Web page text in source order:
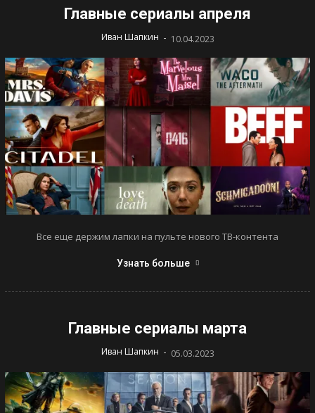
Главные сериалы апреля
Иван Шапкин - 10.04.2023
Все еще держим лапки на пульте нового ТВ-контента
Узнать больше
Главные сериалы марта
Иван Шапкин - 05.03.2023